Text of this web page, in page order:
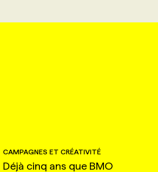
CAMPAGNES ET CRÉATIVITÉ
Déjà cinq ans que BMO